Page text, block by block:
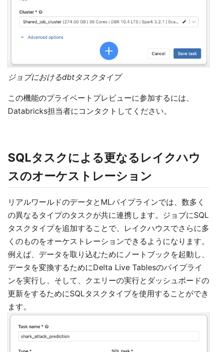
ジョブにおけるdbtタスクタイプ
この機能のプライベートプレビューに参加するには、
Databricks担当者にコンタクトしてください。
SQLタスクによる更なるレイクハウ
スのオーケストレーション
リアルワールドのデータとMLパイプラインでは、数多く
の異なるタイプのタスクが共に連携します。ジョブにSQL
タスクタイプを追加することで、レイクハウスでさらに多
くのものをオーケストレーションできるようになります。
例えば、データを取り込むためにノートブックを起動し、
データを変換するためにDelta Live Tablesのパイプライ
ンを実行し、そして、クエリーの実行とダッシュボードの
更新をするためにSQLタスクタイプを使用することができ
ます。